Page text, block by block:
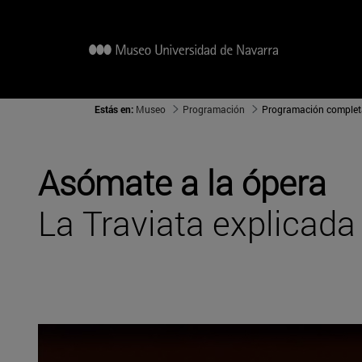
Estás en: Museo Programación Programación
Asómate a la ópera
La Traviata explicada